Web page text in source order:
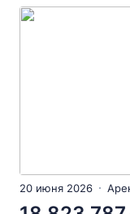
20 июня 2026